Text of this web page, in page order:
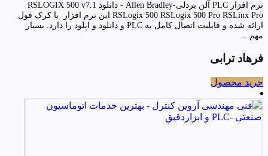
نرم افزار PLC آلن بردلی-Allen Bradley - دانلود RSLOGIX 500 v7.1
RSLogix 500 RSLogix 500 Pro RSLinx Pro این نرم افزار با کرک فول
ارائه شده و قابلیت اتصال کامل به PLC و دانلود و اپلود را دارد. بسیار
مهم...
فرهاد ترابی
خرید محصول